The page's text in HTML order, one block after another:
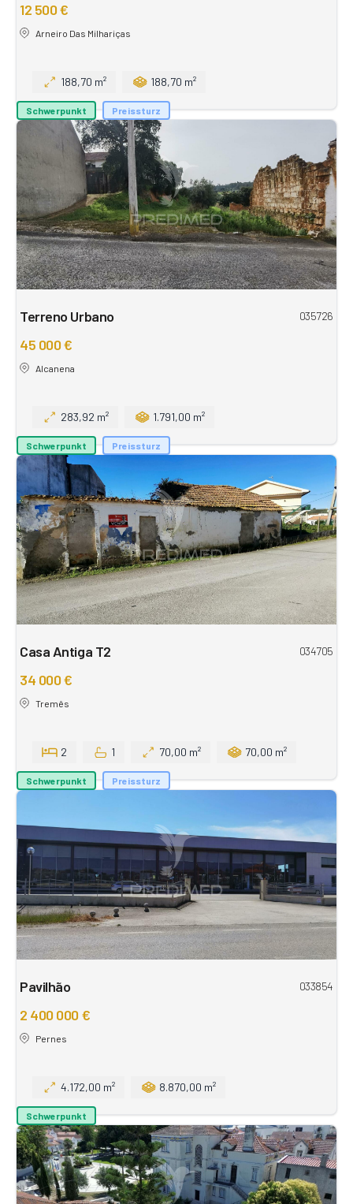
12 500 €
Arneiro Das Milhariças
188,70 m² 188,70 m²
Schwerpunkt Preissturz
Terreno Urbano 035726
45 000 €
Alcanena
283,92 m² 1.791,00 m²
Schwerpunkt Preissturz
Casa Antiga T2 034705
34 000 €
Tremês
2 1 70,00 m² 70,00 m²
Schwerpunkt Preissturz
Pavilhão 033854
2 400 000 €
Pernes
4.172,00 m² 8.870,00 m²
Schwerpunkt